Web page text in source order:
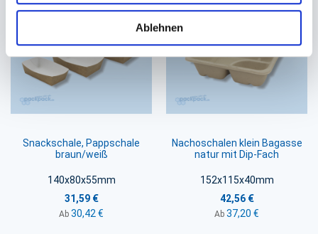
Ablehnen
Snackschale, Pappschale
braun/weiß
140x80x55mm
31,59 €
Ab 30,42 €
Nachoschalen klein Bagasse
natur mit Dip-Fach
152x115x40mm
42,56 €
Ab 37,20 €